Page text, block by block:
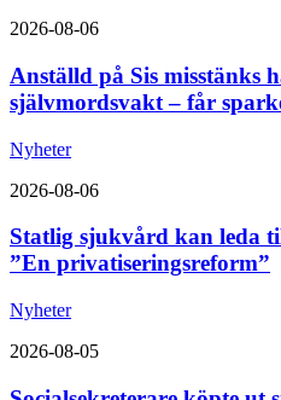
2026-08-06
Anställd på Sis misstänks
självmordsvakt – får
Nyheter
2026-08-06
Statlig sjukvård kan leda
”En privatiseringsreform”
Nyheter
2026-08-05